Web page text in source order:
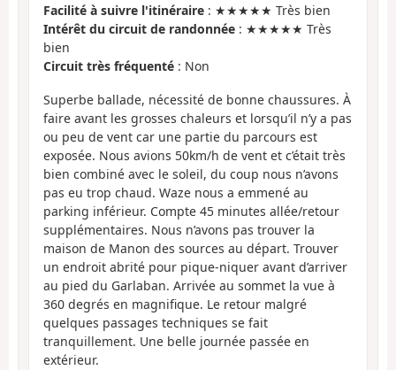
Facilité à suivre l'itinéraire : ★★★★★ Très bien
Intérêt du circuit de randonnée : ★★★★★ Très
bien
Circuit très fréquenté : Non
Superbe ballade, nécessité de bonne chaussures. À
faire avant les grosses chaleurs et lorsqu’il n’y a pas
ou peu de vent car une partie du parcours est
exposée. Nous avions 50km/h de vent et c’était très
bien combiné avec le soleil, du coup nous n’avons
pas eu trop chaud. Waze nous a emmené au
parking inférieur. Compte 45 minutes allée/retour
supplémentaires. Nous n’avons pas trouver la
maison de Manon des sources au départ. Trouver
un endroit abrité pour pique-niquer avant d’arriver
au pied du Garlaban. Arrivée au sommet la vue à
360 degrés en magnifique. Le retour malgré
quelques passages techniques se fait
tranquillement. Une belle journée passée en
extérieur.